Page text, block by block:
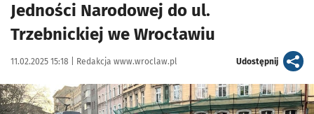
Jedności Narodowej do ul.
Trzebnickiej we Wrocławiu
Data publikacji:
11.02.2025 15:18 | Autor:
Redakcja www.wroclaw.pl Udostępnijartykuł
Kliknij, aby powiększyć